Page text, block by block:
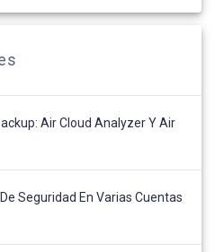
Air Cloud Analyzer Y Air
Seguridad En Varias Cuentas